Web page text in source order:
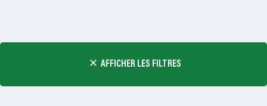
AFFICHER LES FILTRES